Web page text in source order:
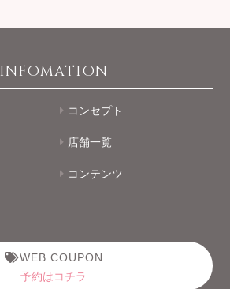
INFOMATION
コンセプト
店舗一覧
コンテンツ
WEB COUPON
予約はコチラ